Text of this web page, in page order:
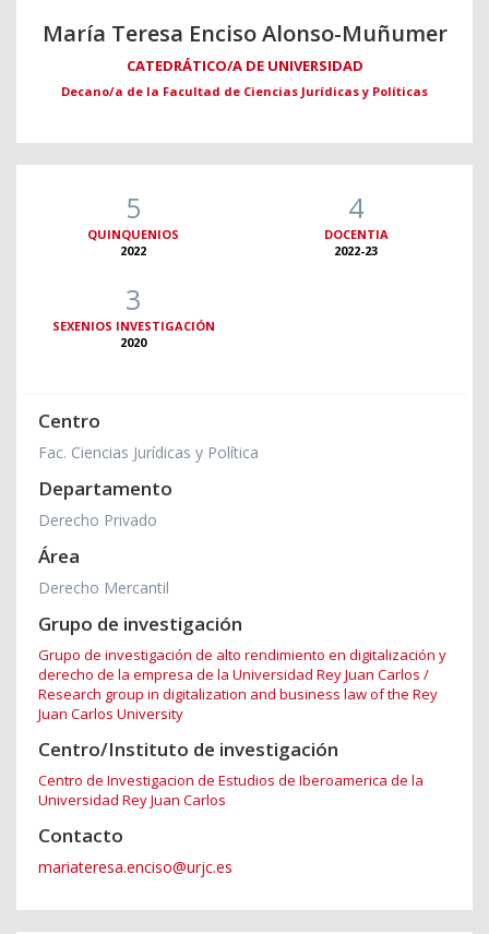
María Teresa Enciso Alonso-Muñumer
CATEDRÁTICO/A DE UNIVERSIDAD
Decano/a de la Facultad de Ciencias Jurídicas y Políticas
5
QUINQUENIOS
2022
4
DOCENTIA
2022-23
3
SEXENIOS INVESTIGACIÓN
2020
Centro
Fac. Ciencias Jurídicas y Política
Departamento
Derecho Privado
Área
Derecho Mercantil
Grupo de investigación
Grupo de investigación de alto rendimiento en digitalización y
derecho de la empresa de la Universidad Rey Juan Carlos /
Research group in digitalization and business law of the Rey
Juan Carlos University
Centro/Instituto de investigación
Centro de Investigacion de Estudios de Iberoamerica de la
Universidad Rey Juan Carlos
Contacto
mariateresa.enciso@urjc.es